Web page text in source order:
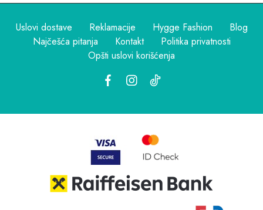
Uslovi dostave Reklamacije Hygge Fashion
Blog
Najčešća pitanja
Kontakt
Politika privatnosti
Opšti uslovi korišćenja